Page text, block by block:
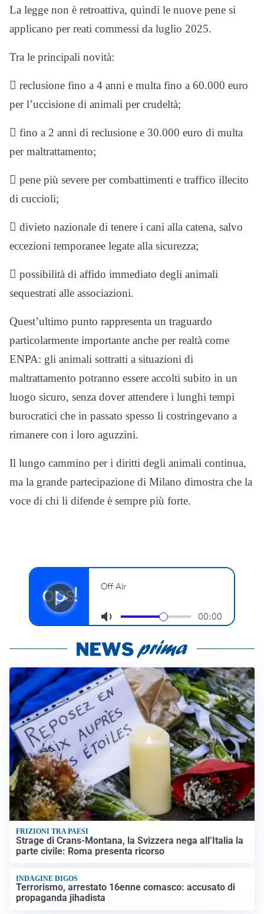
La legge non è retroattiva, quindi le nuove pene si
applicano per reati commessi da luglio 2025.
Tra le principali novità:
 reclusione fino a 4 anni e multa fino a 60.000 euro
per l’uccisione di animali per crudeltà;
 fino a 2 anni di reclusione e 30.000 euro di multa
per maltrattamento;
 pene più severe per combattimenti e traffico illecito
di cuccioli;
 divieto nazionale di tenere i cani alla catena, salvo
eccezioni temporanee legate alla sicurezza;
 possibilità di affido immediato degli animali
sequestrati alle associazioni.
Quest’ultimo punto rappresenta un traguardo
particolarmente importante anche per realtà come
ENPA: gli animali sottratti a situazioni di
maltrattamento potranno essere accolti subito in un
luogo sicuro, senza dover attendere i lunghi tempi
burocratici che in passato spesso li costringevano a
rimanere con i loro aguzzini.
Il lungo cammino per i diritti degli animali continua,
ma la grande partecipazione di Milano dimostra che la
voce di chi li difende è sempre più forte.
FRIZIONI TRA PAESI
Strage di Crans-Montana, la Svizzera nega all’Italia la
parte civile: Roma presenta ricorso
INDAGINE DIGOS
Terrorismo, arrestato 16enne comasco: accusato di
propaganda jihadista